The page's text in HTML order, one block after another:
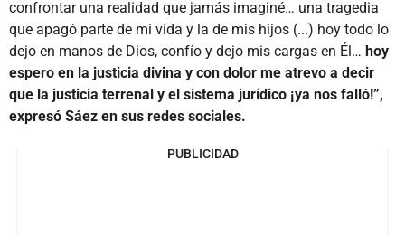
confrontar una realidad que jamás imaginé… una tragedia
que apagó parte de mi vida y la de mis hijos (...) hoy todo lo
dejo en manos de Dios, confío y dejo mis cargas en Él… hoy
espero en la justicia divina y con dolor me atrevo a decir
que la justicia terrenal y el sistema jurídico ¡ya nos falló!”,
expresó Sáez en sus redes sociales.
PUBLICIDAD